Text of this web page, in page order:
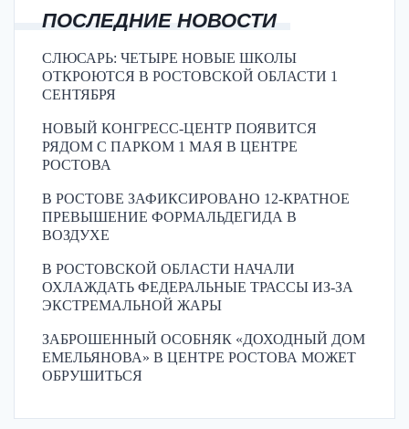
ПОСЛЕДНИЕ НОВОСТИ
СЛЮСАРЬ: ЧЕТЫРЕ НОВЫЕ ШКОЛЫ
ОТКРОЮТСЯ В РОСТОВСКОЙ ОБЛАСТИ 1
СЕНТЯБРЯ
НОВЫЙ КОНГРЕСС-ЦЕНТР ПОЯВИТСЯ
РЯДОМ С ПАРКОМ 1 МАЯ В ЦЕНТРЕ
РОСТОВА
В РОСТОВЕ ЗАФИКСИРОВАНО 12-КРАТНОЕ
ПРЕВЫШЕНИЕ ФОРМАЛЬДЕГИДА В
ВОЗДУХЕ
В РОСТОВСКОЙ ОБЛАСТИ НАЧАЛИ
ОХЛАЖДАТЬ ФЕДЕРАЛЬНЫЕ ТРАССЫ ИЗ-ЗА
ЭКСТРЕМАЛЬНОЙ ЖАРЫ
ЗАБРОШЕННЫЙ ОСОБНЯК «ДОХОДНЫЙ ДОМ
ЕМЕЛЬЯНОВА» В ЦЕНТРЕ РОСТОВА МОЖЕТ
ОБРУШИТЬСЯ